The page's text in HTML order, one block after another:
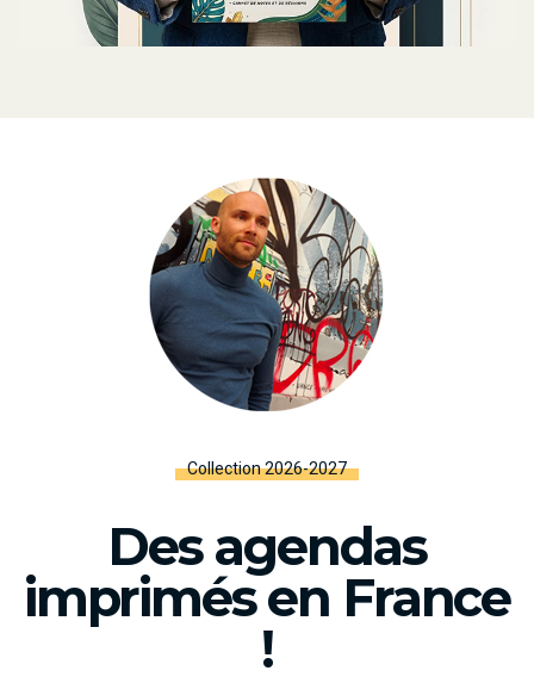
Collection 2026-2027
Des agendas
imprimés en France
!